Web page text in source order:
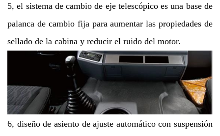
5, el sistema de cambio de eje telescópico es una base de
palanca de cambio fija para aumentar las propiedades de
sellado de la cabina y reducir el ruido del motor.
6, diseño de asiento de ajuste automático con suspensión